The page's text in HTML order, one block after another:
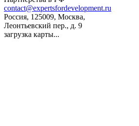
contact@expertsfordevelopment.ru
Россия, 125009, Москва,
Леонтьевский пер., д. 9
загрузка карты...